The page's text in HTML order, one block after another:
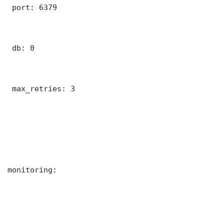
port: 6379
db: 0
max_retries: 3
monitoring: